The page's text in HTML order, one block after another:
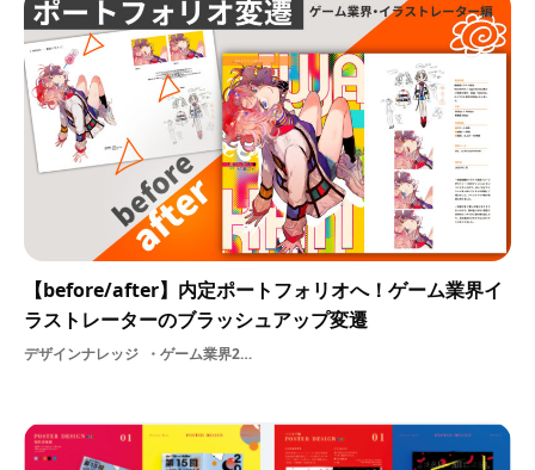
【before/after】内定ポートフォリオへ！ゲーム業界イ
ラストレーターのブラッシュアップ変遷
デザインナレッジ ゲーム業界2Dイラストレーターポートフォリオ